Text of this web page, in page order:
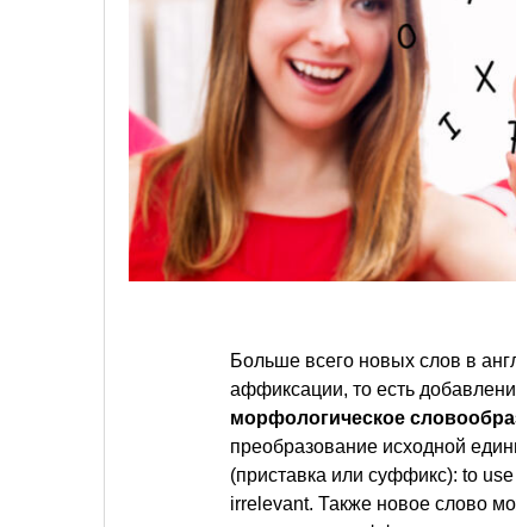
Больше всего новых слов в
аффиксации, то есть
морфологическое
преобразование исходной
(приставка или суффикс): to
irrelevant. Также новое слово